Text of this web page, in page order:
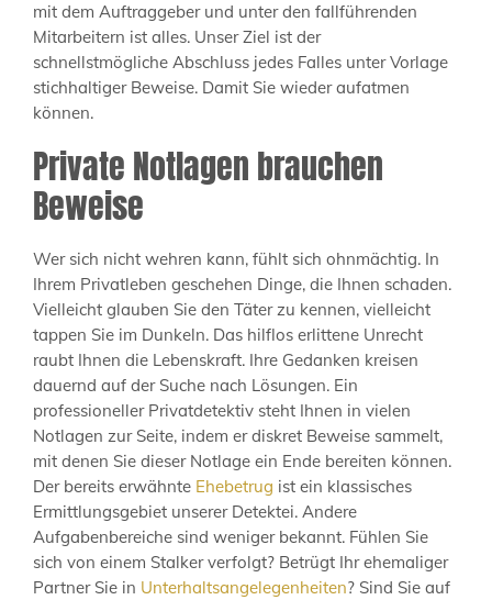
mit dem Auftraggeber und unter den fallführenden
Mitarbeitern ist alles. Unser Ziel ist der
schnellstmögliche Abschluss jedes Falles unter Vorlage
stichhaltiger Beweise. Damit Sie wieder aufatmen
können.
Private Notlagen brauchen
Beweise
Wer sich nicht wehren kann, fühlt sich ohnmächtig. In
Ihrem Privatleben geschehen Dinge, die Ihnen schaden.
Vielleicht glauben Sie den Täter zu kennen, vielleicht
tappen Sie im Dunkeln. Das hilflos erlittene Unrecht
raubt Ihnen die Lebenskraft. Ihre Gedanken kreisen
dauernd auf der Suche nach Lösungen. Ein
professioneller Privatdetektiv steht Ihnen in vielen
Notlagen zur Seite, indem er diskret Beweise sammelt,
mit denen Sie dieser Notlage ein Ende bereiten können.
Der bereits erwähnte Ehebetrug ist ein klassisches
Ermittlungsgebiet unserer Detektei. Andere
Aufgabenbereiche sind weniger bekannt. Fühlen Sie
sich von einem Stalker verfolgt? Betrügt Ihr ehemaliger
Partner Sie in Unterhaltsangelegenheiten? Sind Sie auf